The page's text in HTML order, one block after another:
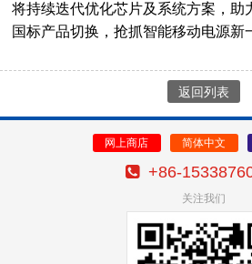
将持续迭代优化芯片及系统方案，助
国标产品切换，抢抓智能移动电源新
返回列表
网上商店 简体中文
+86-
关注我们